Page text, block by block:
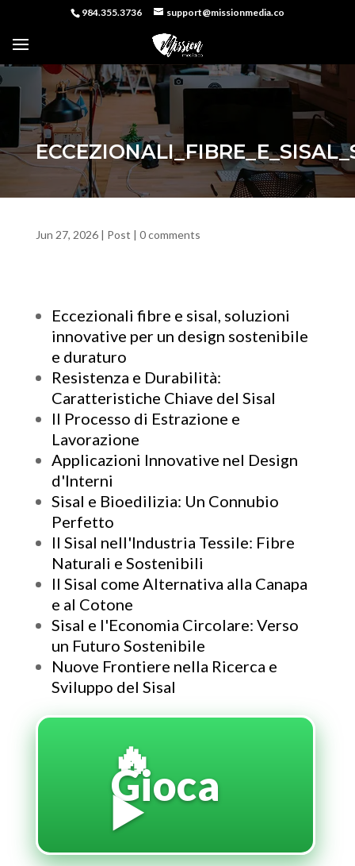
984.355.3736 support@missionmedia.co
Jun 27, 2026| Post | 0 comments
Eccezionali fibre e sisal, soluzioni
innovative per un design sostenibile
e duraturo
Resistenza e Durabilità:
Caratteristiche Chiave del Sisal
Il Processo di Estrazione e
Lavorazione
Applicazioni Innovative nel Design
d'Interni
Sisal e Bioedilizia: Un Connubio
Perfetto
Il Sisal nell'Industria Tessile: Fibre
Naturali e Sostenibili
Il Sisal come Alternativa alla Canapa
e al Cotone
Sisal e l'Economia Circolare: Verso
un Futuro Sostenibile
Nuove Frontiere nella Ricerca e
Sviluppo del Sisal
🔥
Gioca
▶️